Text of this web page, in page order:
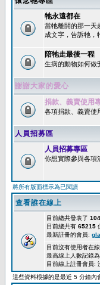
牠永遠都在
當牠離開的那一天
成文字，告訴牠，
陪牠走最後一程
生病的動物如何做
謝謝大家的愛心
捐款、義賣使用
各項捐款、義賣使
人員招募區
人員招募專區
你想實際參與各項
將所有版面標示為已閱讀
查看誰在線上
目前總共發表了
目前總共有 65215
最新註冊的會員:
目前沒有使用者在
最高線上人數記錄為
目前線上註冊會員:
這些資料根據的是最近 5 分鐘內